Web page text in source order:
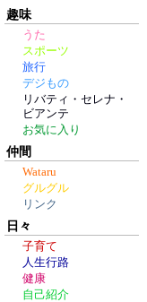
趣味
うた
スポーツ
旅行
デジもの
リバティ・セレナ・
ビアンテ
お気に入り
仲間
Wataru
グルグル
リンク
日々
子育て
人生行路
健康
自己紹介